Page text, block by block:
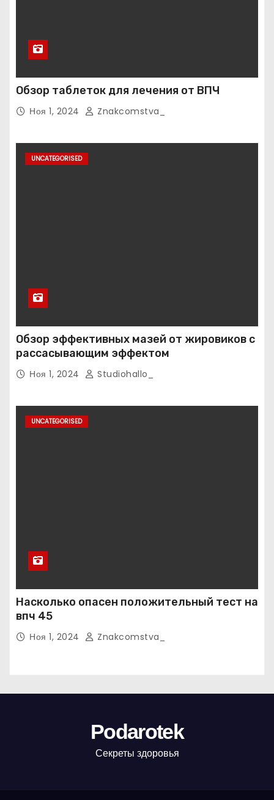
Обзор таблеток для лечения от ВПЧ
Ноя 1, 2024 Znakcomstva_
UNCATEGORISED
Обзор эффективных мазей от жировиков с
рассасывающим эффектом
Ноя 1, 2024 Studiohallo_
UNCATEGORISED
Насколько опасен положительный тест на
впч 45
Ноя 1, 2024 Znakcomstva_
Podarotek
Секреты здоровья